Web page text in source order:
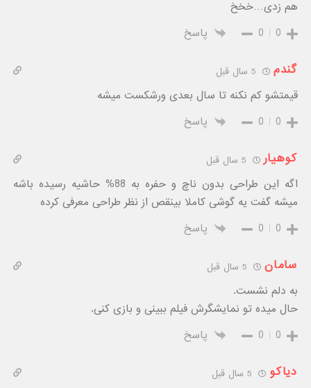
هم زدی…خخخ
0
0 پاسخ
گندم
قیمتشو کم نکنه تا سال بعدی ورشکست میشه
0
0 پاسخ
کوهیار
اگه این طراحی بدون ناچ و حفره به 88% حاشیه رسیده باشه
میشه گفت یه گوشی کاملا بینقص از نظر طراحی معرفی کرده
0
0 پاسخ
سامان
به دلم نشست.
حال میده تو نمایشگرش فیلم ببینی و بازی کنی.
0
0 پاسخ
دیاکو